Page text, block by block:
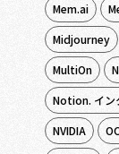
Mem.ai
Midjourney
MultiOn
Notion. イン
NVIDIA